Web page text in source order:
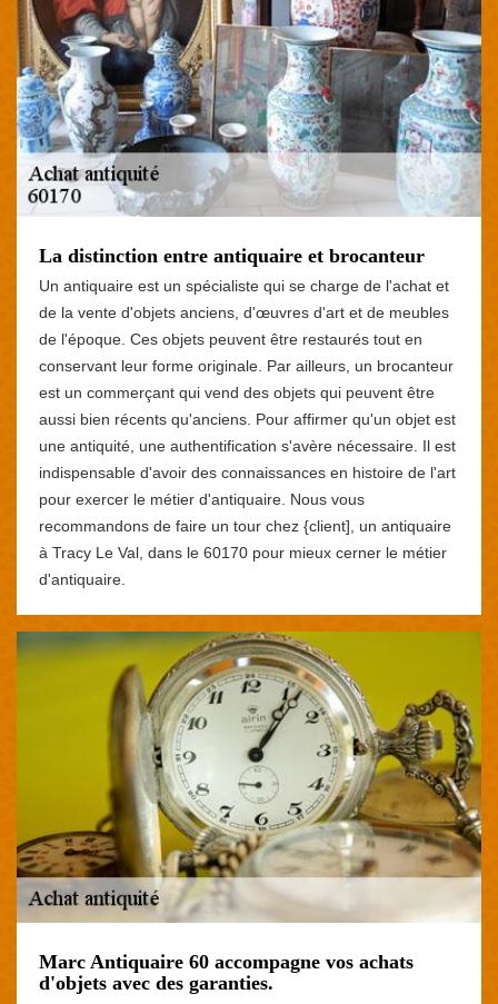
La distinction entre antiquaire et brocanteur
Un antiquaire est un spécialiste qui se charge de l'achat et
de la vente d'objets anciens, d'œuvres d'art et de meubles
de l'époque. Ces objets peuvent être restaurés tout en
conservant leur forme originale. Par ailleurs, un brocanteur
est un commerçant qui vend des objets qui peuvent être
aussi bien récents qu'anciens. Pour affirmer qu'un objet est
une antiquité, une authentification s'avère nécessaire. Il est
indispensable d'avoir des connaissances en histoire de l'art
pour exercer le métier d'antiquaire. Nous vous
recommandons de faire un tour chez {client], un antiquaire
à Tracy Le Val, dans le 60170 pour mieux cerner le métier
d'antiquaire.
Marc Antiquaire 60 accompagne vos achats
d'objets avec des garanties.